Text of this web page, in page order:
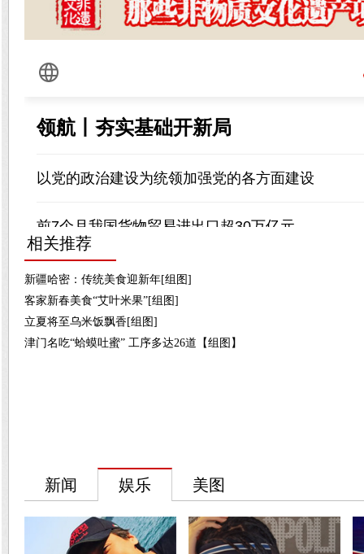
相关推荐
新疆哈密：传统美食迎新年[组图]
客家新春美食“艾叶米果”[组图]
立夏将至乌米饭飘香[组图]
津门名吃“蛤蟆吐蜜” 工序多达26道【组图】